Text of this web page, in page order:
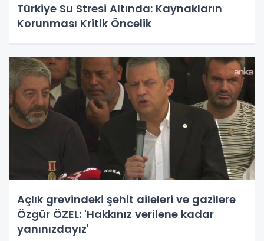
Türkiye Su Stresi Altında: Kaynakların
Korunması Kritik Öncelik
Açlık grevindeki şehit aileleri ve gazilere
Özgür ÖZEL: 'Hakkınız verilene kadar
yanınızdayız'